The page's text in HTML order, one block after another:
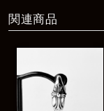
関連商品